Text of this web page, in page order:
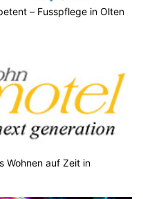
– Fusspflege in Olten
Wohnen auf Zeit in